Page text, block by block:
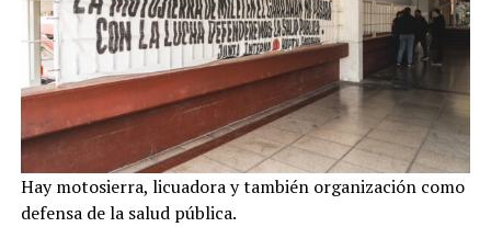
Hay motosierra, licuadora y también organización como
defensa de la salud pública.